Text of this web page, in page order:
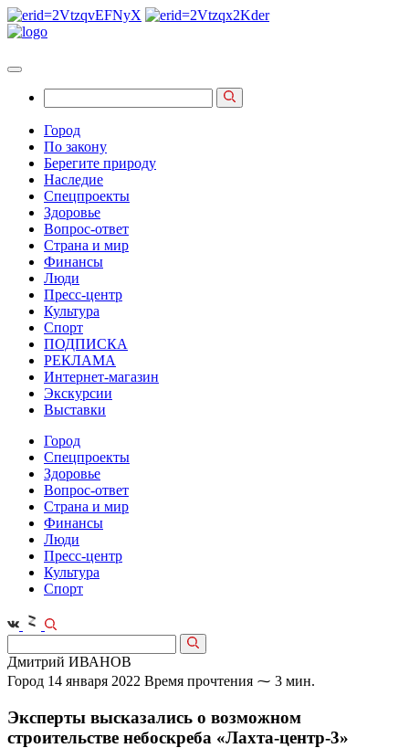
Город
По закону
Берегите природу
Наследие
Спецпроекты
Здоровье
Вопрос-ответ
Страна и мир
Финансы
Люди
Пресс-центр
Культура
Спорт
ПОДПИСКА
РЕКЛАМА
Интернет-магазин
Экскурсии
Выставки
Город
Спецпроекты
Здоровье
Вопрос-ответ
Страна и мир
Финансы
Люди
Пресс-центр
Культура
Спорт
Дмитрий ИВАНОВ
Город 14 января 2022 Время прочтения ⁓ 3 мин.
Эксперты высказались о возможном
строительстве небоскреба «Лахта-центр-3»